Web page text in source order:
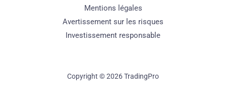
Mentions légales
Avertissement sur les risques
Investissement responsable
Copyright © 2026 TradingPro